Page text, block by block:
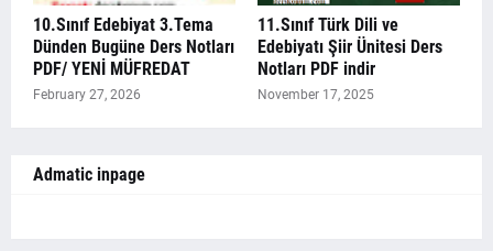
10.Sınıf Edebiyat 3.Tema
Dünden Bugüne Ders Notları
PDF/ YENİ MÜFREDAT
February 27, 2026
11.Sınıf Türk Dili ve
Edebiyatı Şiir Ünitesi Ders
Notları PDF indir
November 17, 2025
Admatic inpage